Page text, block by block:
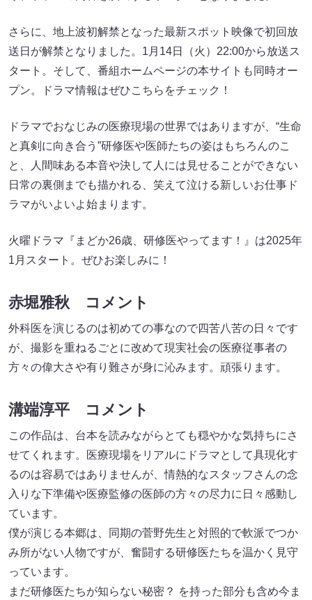
さらに、地上波初解禁となった最新スポット映像で初回放
送日が解禁となりました。1月14日（火）22:00から放送ス
タート。そして、番組ホームページの本サイトも同時オー
プン。ドラマ情報はぜひこちらをチェック！
ドラマでおなじみの医療現場の世界ではありますが、“生命
と真剣に向き合う”研修医や医師たちの姿はもちろんのこ
と、人間味ある本音や決して人には見せることができない
日常の裏側までも描かれる、笑えて泣ける新しいお仕事ド
ラマがいよいよ始まります。
火曜ドラマ『まどか26歳、研修医やってます！』は2025年
1月スタート。ぜひお楽しみに！
赤堀雅秋 コメント
外科医を演じるのは初めての事なので四苦八苦の日々です
が、撮影を重ねるごとに改めて現実社会の医療従事者の
方々の偉大さや有り難さが身に沁みます。頑張ります。
溝端淳平 コメント
この作品は、台本を読みながらとても穏やかな気持ちにさ
せてくれます。医療現場をリアルにドラマとして具現化す
るのは容易ではありませんが、情熱的なスタッフさんの念
入りな下準備や医療監修の医師の方々の尽力に日々感動し
ています。
僕が演じる本郷は、同期の菅野先生と対照的で軟派でつか
み所がない人物ですが、奮闘する研修医たちを温かく見守
っています。
まだ研修医たちが知らない秘密？ を持った部分も含め今ま